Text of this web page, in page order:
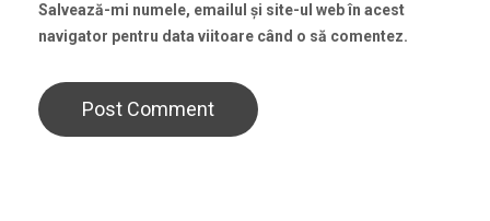
Salvează-mi numele, emailul și site-ul web în acest
navigator pentru data viitoare când o să comentez.